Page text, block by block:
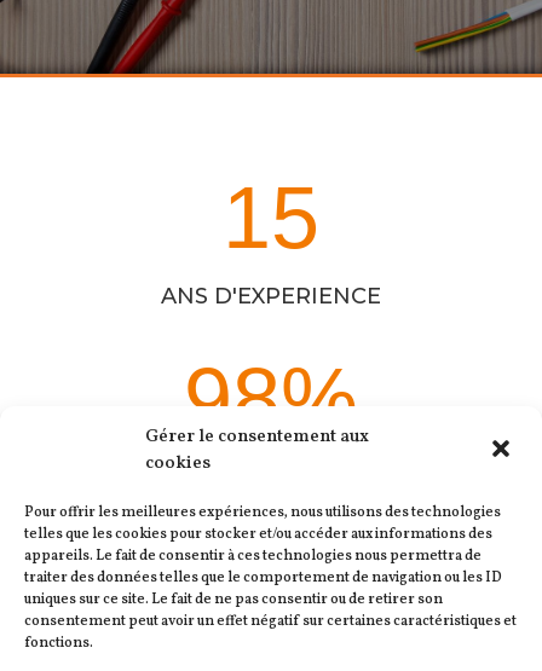
Gérer le consentement aux
cookies
Pour offrir les meilleures expériences, nous utilisons des technologies
telles que les cookies pour stocker et/ou accéder aux informations des
appareils. Le fait de consentir à ces technologies nous permettra de
traiter des données telles que le comportement de navigation ou les ID
uniques sur ce site. Le fait de ne pas consentir ou de retirer son
consentement peut avoir un effet négatif sur certaines caractéristiques et
fonctions.
15
ANS D'EXPERIENCE
98%
100%